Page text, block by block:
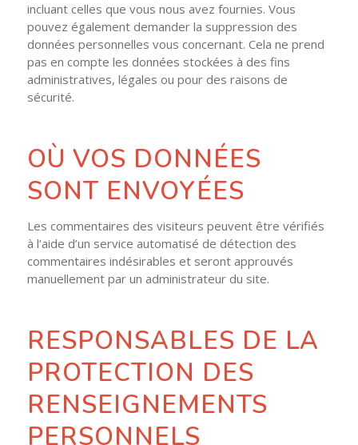
incluant celles que vous nous avez fournies. Vous
pouvez également demander la suppression des
données personnelles vous concernant. Cela ne prend
pas en compte les données stockées à des fins
administratives, légales ou pour des raisons de
sécurité.
OÙ VOS DONNÉES
SONT ENVOYÉES
Les commentaires des visiteurs peuvent être vérifiés
à l’aide d’un service automatisé de détection des
commentaires indésirables et seront approuvés
manuellement par un administrateur du site.
RESPONSABLES DE LA
PROTECTION DES
RENSEIGNEMENTS
PERSONNELS